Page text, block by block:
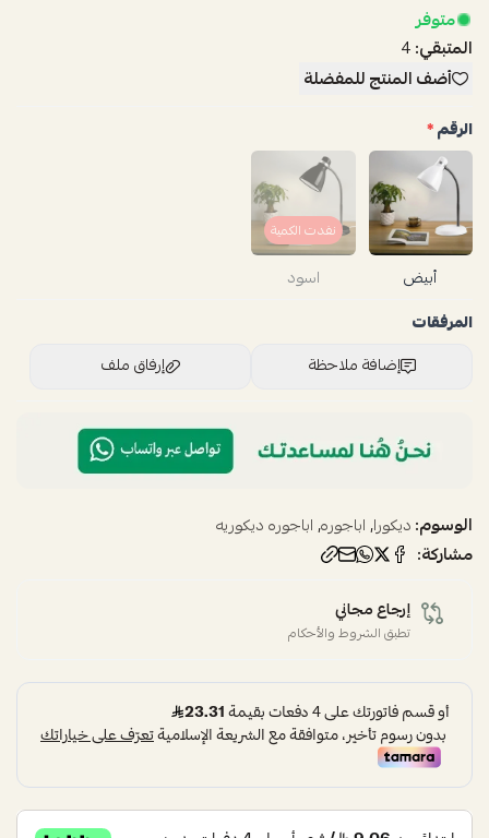
متوفر
المتبقي:4
أضف المنتج للمفضلة
الرقم*
أبيض
نفدت الكمية
اسود
المرفقات
إضافة ملاحظة
إرفاق ملف
اسحب و افلت الملف هنا
الوسوم:ديكورا,اباجوره,اباجوره ديكوريه
مشاركة:
إرجاع مجاني
تطبق الشروط والأحكام